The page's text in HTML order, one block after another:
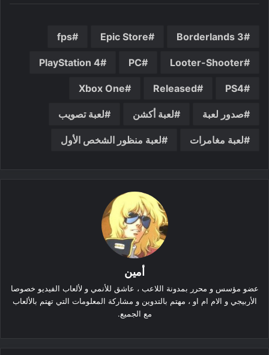
Borderlands 3
Epic Store
fps
Looter-Shooter
PC
PlayStation 4
PS4
Released
Xbox One
صدور لعبة لعبة أكشن لعبة تصويب
لعبة مغامرات لعبة منظور الشخص الأول
أمين
عضو مؤسس و محرر بمدونة اللاعب ، عاشق للأنمي و لألعاب الفيديو خصوصا
الأربيجي و الام ام او ، مهتم بالتدوين و مشاركة المعلومات التي تهتم بالألعاب
مع الجميع.